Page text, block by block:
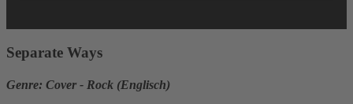
Separate Ways
Genre: Cover - Rock (Englisch)